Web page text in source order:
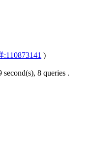
)
second(s), 8 queries .